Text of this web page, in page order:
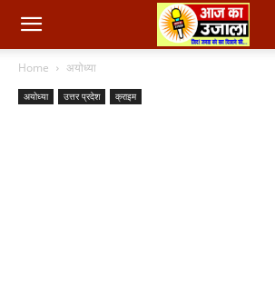
Home अयोध्या
अयोध्या उत्तर प्रदेश क्राइम